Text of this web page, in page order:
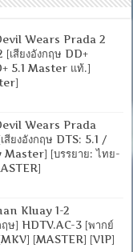
Wears Prada 2
[เสียงอังกฤษ DD+
5.1 Master แท้.]
Wears Prada
สียงอังกฤษ DTS: 5.1 /
Master] [บรรยาย: ไทย-
Kluay 1-2
ษ] HDTV.AC-3 [พากย์
[MASTER] [VIP]